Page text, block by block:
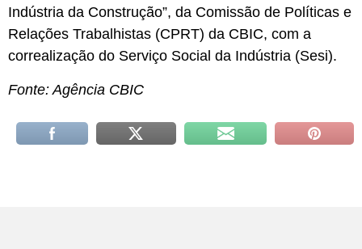
Indústria da Construção”, da Comissão de Políticas e
Relações Trabalhistas (CPRT) da CBIC, com a
correalização do Serviço Social da Indústria (Sesi).
Fonte: Agência CBIC